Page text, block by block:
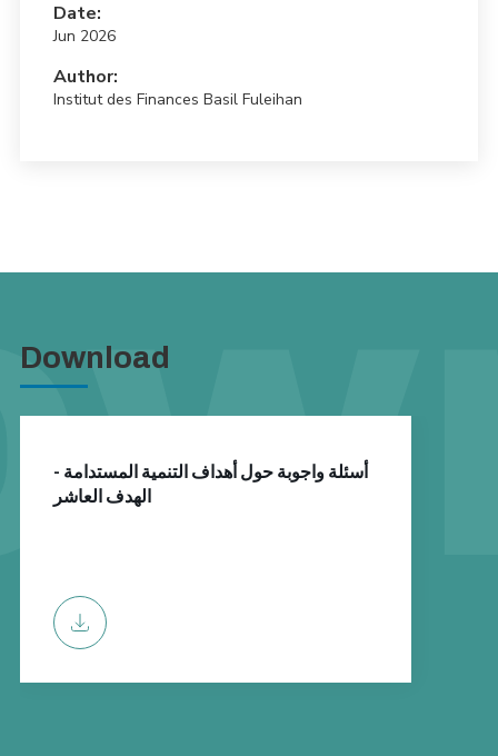
Date:
Jun 2026
Author:
Institut des Finances Basil Fuleihan
Download
أسئلة واجوبة حول أهداف التنمية المستدامة -
الهدف العاشر